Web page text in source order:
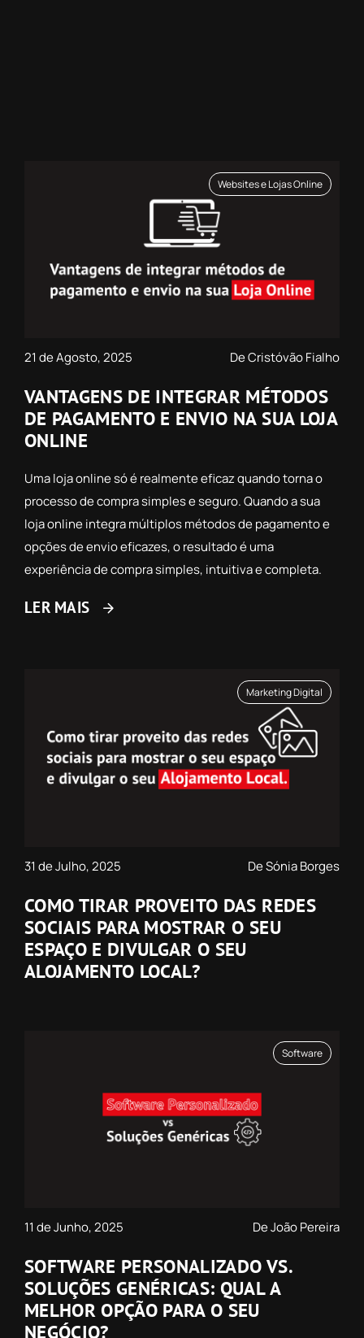
Websites e Lojas Online
21 de Agosto, 2025 De Cristóvão Fialho
VANTAGENS DE INTEGRAR MÉTODOS
DE PAGAMENTO E ENVIO NA SUA LOJA
ONLINE
Uma loja online só é realmente eficaz quando torna o
processo de compra simples e seguro. Quando a sua
loja online integra múltiplos métodos de pagamento e
opções de envio eficazes, o resultado é uma
experiência de compra simples, intuitiva e completa.
LER MAIS
Marketing Digital
31 de Julho, 2025 De Sónia Borges
COMO TIRAR PROVEITO DAS REDES
SOCIAIS PARA MOSTRAR O SEU
ESPAÇO E DIVULGAR O SEU
ALOJAMENTO LOCAL?
Software
11 de Junho, 2025 De João Pereira
SOFTWARE PERSONALIZADO VS.
SOLUÇÕES GENÉRICAS: QUAL A
MELHOR OPÇÃO PARA O SEU
NEGÓCIO?